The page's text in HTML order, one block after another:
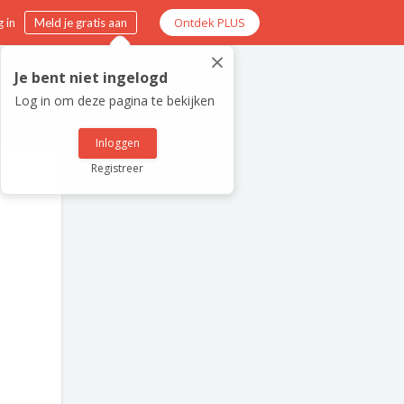
in Meld je gratis aan Ontdek PLUS
×
Je bent niet ingelogd
Log in om deze pagina te bekijken
Inloggen
Registreer